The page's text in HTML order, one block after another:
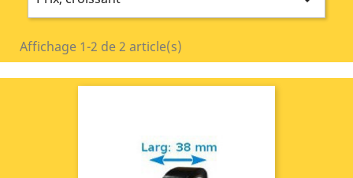
Affichage 1-2 de 2 article(s)